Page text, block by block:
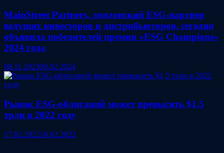
MainStreet Partners, лондонский ESG-партнер
ведущих инвесторов и дистрибьюторов, сегодня
объявила победителей премии «ESG Champions»
2024 года
08.11.202309.02.2024
Рынок ESG-облигаций может превысить $1,5
трлн в 2022 году
17.02.202216.02.2022